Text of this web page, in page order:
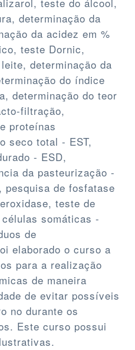
determinação da
da acidez em %
teste Dornic,
determinação da
do índice
determinação do teor
filtração,
proteínas
seco total - EST,
- ESD,
da pasteurização -
de fosfatase
teste de
somáticas -
de
elaborado o curso a
para a realização
de maneira
de evitar possíveis
no durante os
Este curso possui